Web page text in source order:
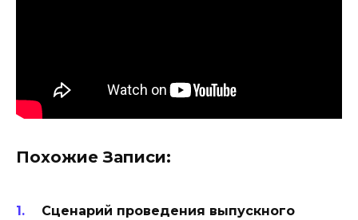
Похожие Записи:
Сценарий проведения выпускного